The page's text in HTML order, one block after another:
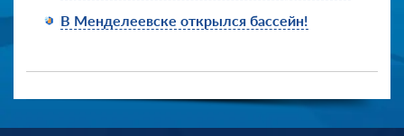
В Менделеевске открылся бассейн!